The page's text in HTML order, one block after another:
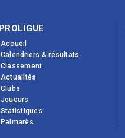
PROLIGUE
Accueil
Calendriers & résultats
Classement
Actualités
Clubs
Joueurs
Statistiques
Palmarès